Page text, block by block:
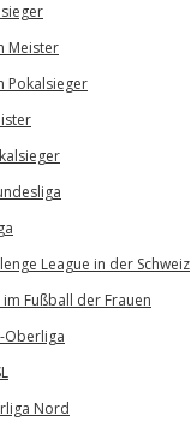
Meister
Pokalsieger
League in der Schweiz
Fußball der Frauen
Oberliga
Nord